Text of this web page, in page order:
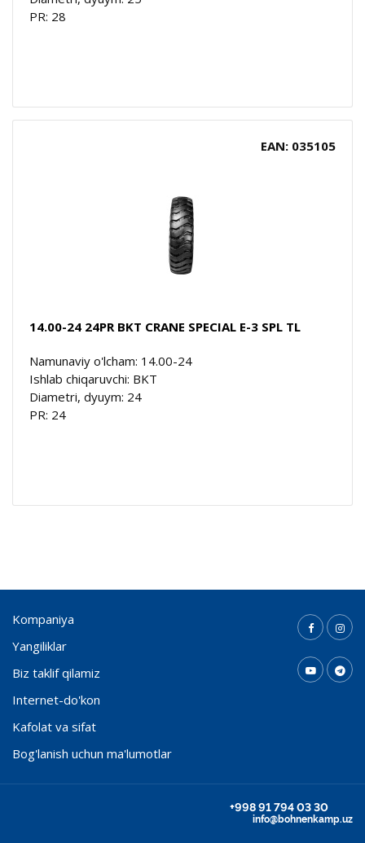
PR: 28
EAN: 035105
14.00-24 24PR BKT CRANE SPECIAL E-3 SPL TL
Namunaviy o'lcham: 14.00-24
Ishlab chiqaruvchi: BKT
Diametri, dyuym: 24
PR: 24
Kompaniya
Yangiliklar
Biz taklif qilamiz
Internet-do'kon
Kafolat va sifat
Bog'lanish uchun ma'lumotlar
+998 91 794 03 30
info@bohnenkamp.uz